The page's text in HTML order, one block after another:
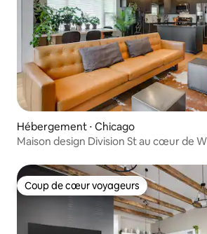
Hébergement ⋅ Chicago
Maison design Division St au cœur de
Coup de cœur voyageurs
Coup de cœur voyageurs